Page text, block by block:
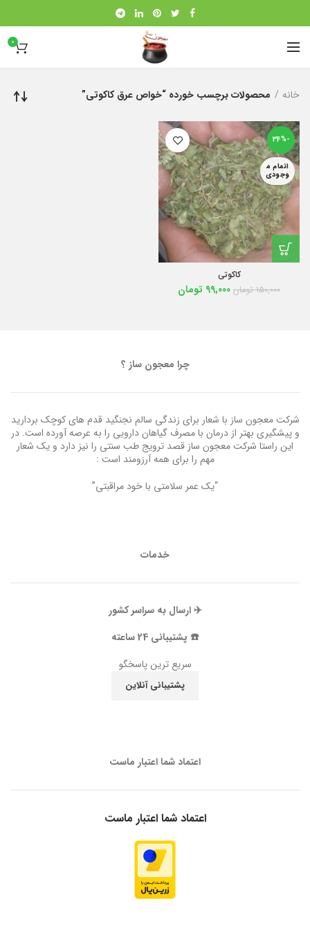
0
خانه محصولات برچسب خورده “خواص عرق کاکوتی”
-34%
اتمام م
وجودی
کاکوتی
150,000 تومان 99,000 تومان
چرا معجون ساز ؟
شرکت معجون ساز با شعار برای زندگی سالم نجنگید قدم های کوچک بردارید
و پیشگیری بهتر از درمان با مصرف گیاهان دارویی را به عرصه آورده است. در
این راستا شرکت معجون ساز قصد ترویج طب سنتی را نیز دارد و یک شعار
مهم را برای همه آرزومند است :
“یک عمر سلامتی با خود مراقبتی”
خدمات
✈️ ارسال به سراسر کشور
☎️ پشتیبانی 24 ساعته
سریع ترین پاسخگو
پشتیبانی آنلاین
اعتماد شما اعتبار ماست
اعتماد شما اعتبار ماست